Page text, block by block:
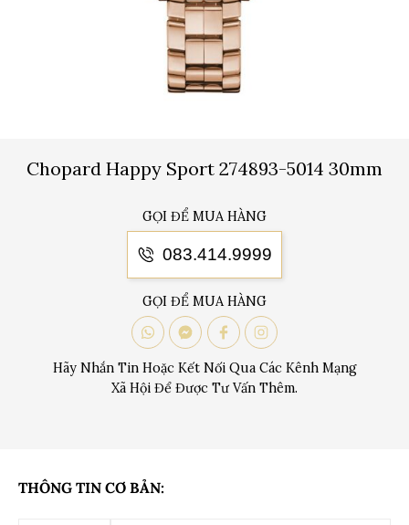
Chopard Happy Sport 274893-5014 30mm
GỌI ĐỂ MUA HÀNG
083.414.9999
GỌI ĐỂ MUA HÀNG
Hãy Nhắn Tin Hoặc Kết Nối Qua Các Kênh Mạng
Xã Hội Để Được Tư Vấn Thêm.
THÔNG TIN CƠ BẢN: